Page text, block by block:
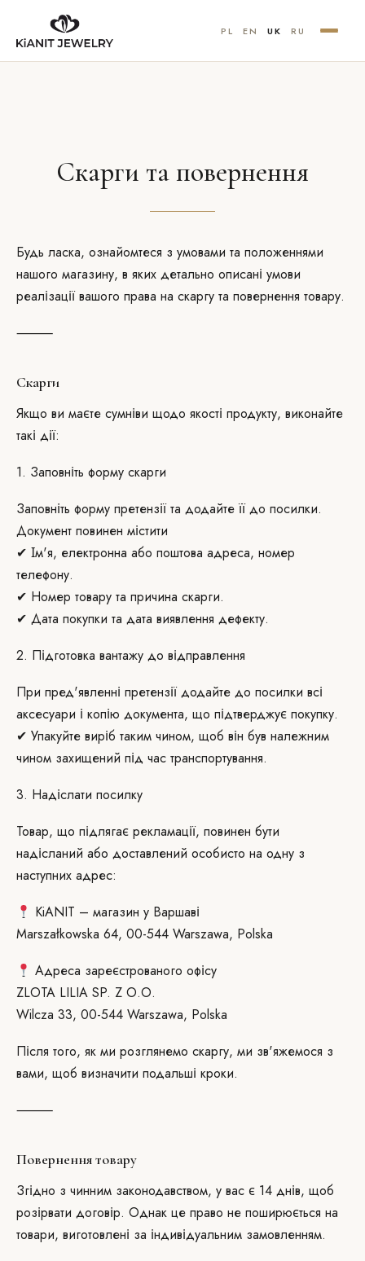
PL EN UK RU
Скарги та повернення
Будь ласка, ознайомтеся з умовами та положеннями
нашого магазину, в яких детально описані умови
реалізації вашого права на скаргу та повернення товару.
⸻
Скарги
Якщо ви маєте сумніви щодо якості продукту, виконайте
такі дії:
1. Заповніть форму скарги
Заповніть форму претензії та додайте її до посилки.
Документ повинен містити
✔ Ім'я, електронна або поштова адреса, номер
телефону.
✔ Номер товару та причина скарги.
✔ Дата покупки та дата виявлення дефекту.
2. Підготовка вантажу до відправлення
При пред'явленні претензії додайте до посилки всі
аксесуари і копію документа, що підтверджує покупку.
✔ Упакуйте виріб таким чином, щоб він був належним
чином захищений під час транспортування.
3. Надіслати посилку
Товар, що підлягає рекламації, повинен бути
надісланий або доставлений особисто на одну з
наступних адрес:
KiANIT – магазин у Варшаві
Marszałkowska 64, 00-544 Warszawa, Polska
Адреса зареєстрованого офісу
ZLOTA LILIA SP. Z O.O.
Wilcza 33, 00-544 Warszawa, Polska
Після того, як ми розглянемо скаргу, ми зв'яжемося з
вами, щоб визначити подальші кроки.
⸻
Повернення товару
Згідно з чинним законодавством, у вас є 14 днів, щоб
розірвати договір. Однак це право не поширюється на
товари, виготовлені за індивідуальним замовленням.